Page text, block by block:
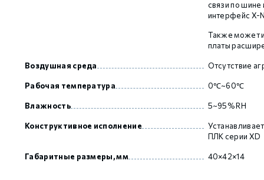
связи по шине
интерфейс X-
Также может
платы
Воздушная среда Отсутствие
Рабочая температура 0℃~60℃
Влажность 5~95% RH
Конструктивное исполнение
ПЛК серии XD
Габаритные размеры, мм 40×42×14